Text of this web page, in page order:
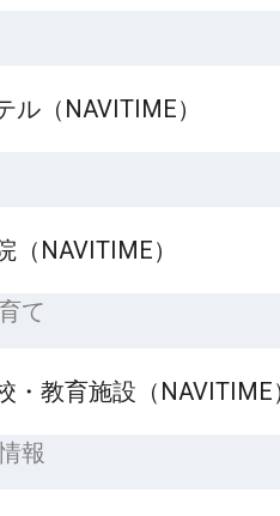
ル（NAVITIME）
（NAVITIME）
て
・教育施設（NAVITIME
報